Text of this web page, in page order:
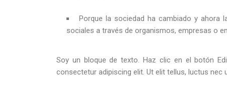
Porque la sociedad ha cambiado y ahora
sociales a través de organismos, empresas o
Soy un bloque de texto. Haz clic en el botón
consectetur adipiscing elit. Ut elit tellus, luctus nec